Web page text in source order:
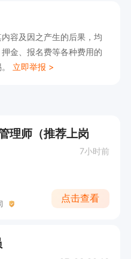
容及因之产生的后果，均
金、报名费等各种费用的
立即举报 >
理师（推荐上岗
7小时前
点击查看